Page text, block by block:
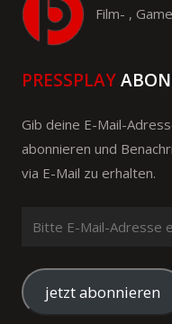
Film- ,
PRESSPLAY
Gib deine E-Mail-
abonnieren und
via E-Mail zu erhalten.
Mail-
Adresse
eingeben
jetzt abonnieren